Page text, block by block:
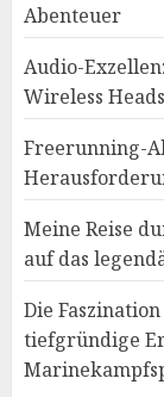
Abenteuer
Audio-
Wireless
Freerunning-
Meine Reise
auf das
Die
tiefgründige